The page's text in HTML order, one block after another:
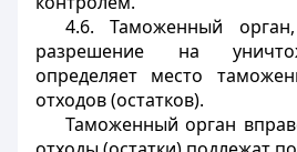
4.6. Таможенный
разрешение на
определяет место
отходов (остатков).
Таможенный орган